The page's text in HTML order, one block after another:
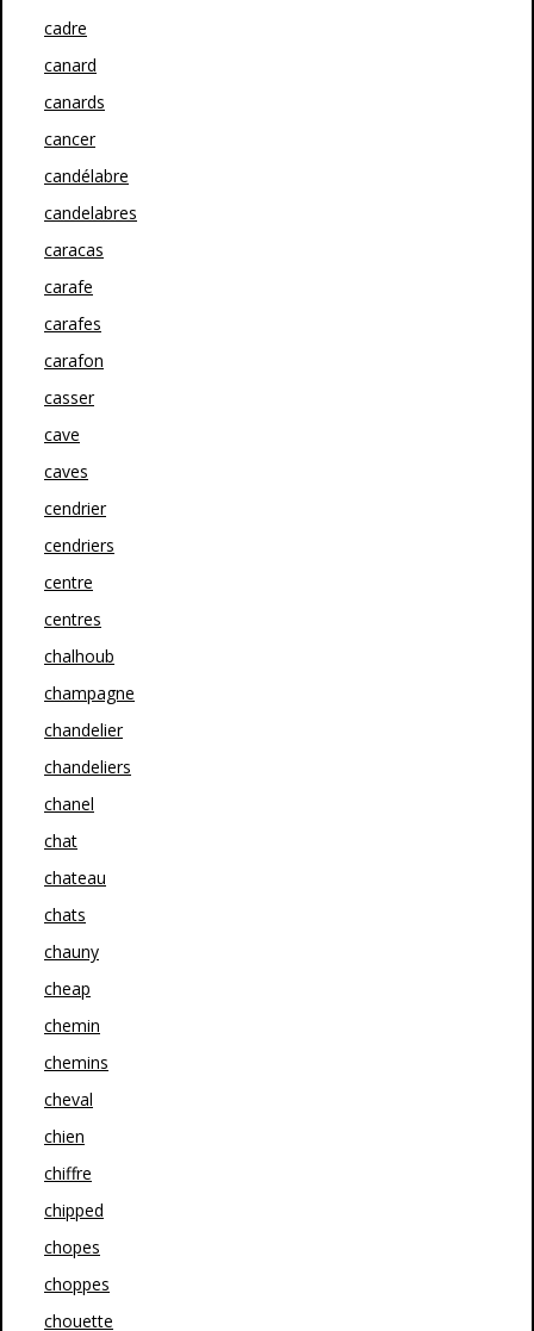
cadre
canard
canards
cancer
candélabre
candelabres
caracas
carafe
carafes
carafon
casser
cave
caves
cendrier
cendriers
centre
centres
chalhoub
champagne
chandelier
chandeliers
chanel
chat
chateau
chats
chauny
cheap
chemin
chemins
cheval
chien
chiffre
chipped
chopes
choppes
chouette